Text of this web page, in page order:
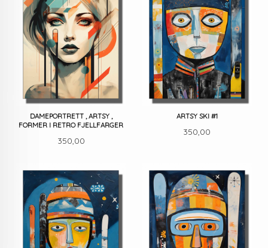
DAMEPORTRETT , ARTSY ,
FORMER I RETRO FJELLFARGER
Pris
350,00
ARTSY SKI #1
Pris
350,00